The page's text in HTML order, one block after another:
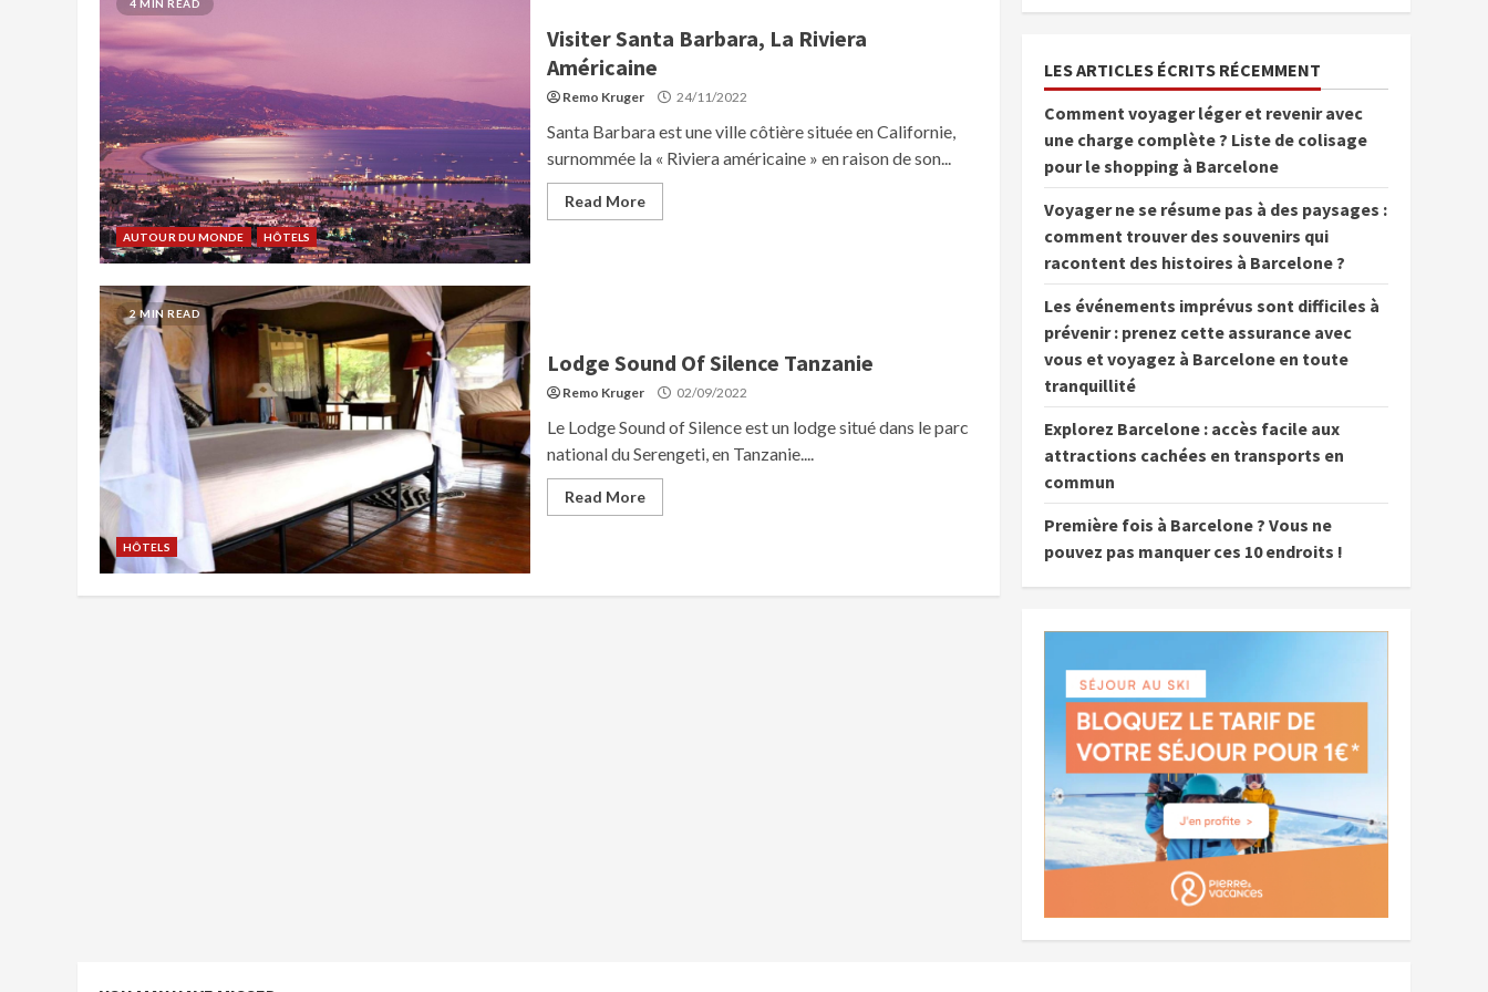
4 MIN READ
AUTOUR DU MONDE HÔTELS
Visiter Santa Barbara, La Riviera
Américaine
Remo Kruger 24/11/2022
Santa Barbara est une ville côtière située en Californie,
surnommée la « Riviera américaine » en raison de son...
Read More
2 MIN READ
HÔTELS
Lodge Sound Of Silence Tanzanie
Remo Kruger 02/09/2022
Le Lodge Sound of Silence est un lodge situé dans le parc
national du Serengeti, en Tanzanie....
Read More
LES ARTICLES ÉCRITS RÉCEMMENT
Comment voyager léger et revenir avec
une charge complète ? Liste de colisage
pour le shopping à Barcelone
Voyager ne se résume pas à des paysages :
comment trouver des souvenirs qui
racontent des histoires à Barcelone ?
Les événements imprévus sont difficiles à
prévenir : prenez cette assurance avec
vous et voyagez à Barcelone en toute
tranquillité
Explorez Barcelone : accès facile aux
attractions cachées en transports en
commun
Première fois à Barcelone ? Vous ne
pouvez pas manquer ces 10 endroits !